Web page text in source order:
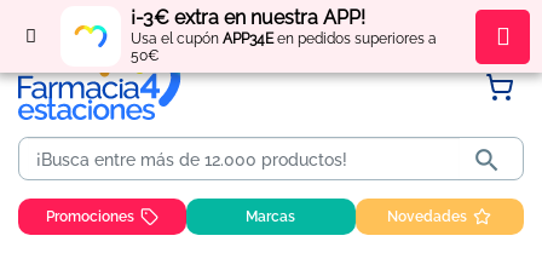
¡-3€ extra en nuestra APP!
Usa el cupón APP34Een pedidos superiores a
50€
Regístratey obténpuntos por tus compras

Promociones Marcas Novedades